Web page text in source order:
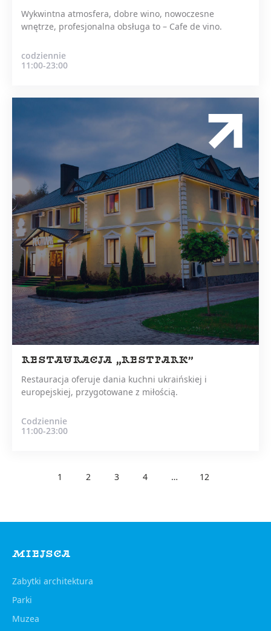
Wykwintna atmosfera, dobre wino, nowoczesne
wnętrze, profesjonalna obsługa to – Cafe de vino.
codziennie
11:00-23:00
RESTAURACJA „RESTPARK”
Restauracja oferuje dania kuchni ukraińskiej i
europejskiej, przygotowane z miłością.
Codziennie
11:00-23:00
1 2 3 4 … 12
MIEJSCA
Zabytki architektura
Parki
Muzea